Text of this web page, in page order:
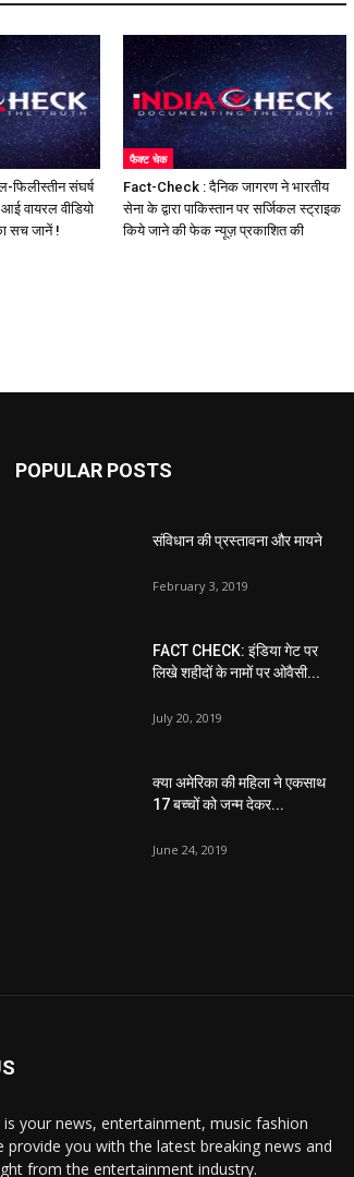
संघर्ष
वायरल वीडियो
सच जानें !
फैक्ट चेक
Fact-Check : दैनिक जागरण ने भारतीय
सेना के द्वारा पाकिस्तान पर सर्जिकल स्ट्राइक
किये जाने की फेक न्यूज़ प्रकाशित की
POPULAR POSTS
संविधान की प्रस्तावना और मायने
February 3, 2019
FACT CHECK: इंडिया गेट पर
लिखे शहीदों के नामों पर ओवैसी...
July 20, 2019
क्या अमेरिका की महिला ने एकसाथ
17 बच्चों को जन्म देकर...
June 24, 2019
is your news, entertainment, music fashion
provide you with the latest breaking news and
from the entertainment industry.